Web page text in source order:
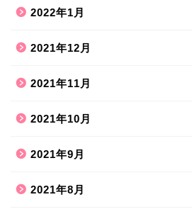
2022年1月
2021年12月
2021年11月
2021年10月
2021年9月
2021年8月